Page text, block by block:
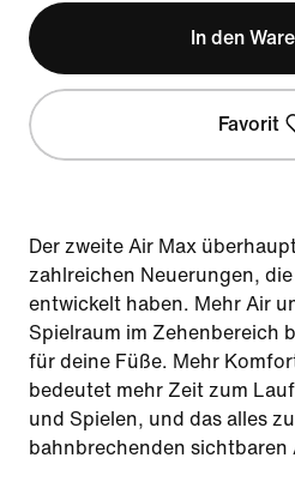
In den
Favorit
Der zweite Air Max
zahlreichen Neuerungen,
entwickelt haben. Mehr Air
Spielraum im Zehenbereich
für deine Füße. Mehr
bedeutet mehr Zeit zum
und Spielen, und das alles
bahnbrechenden sichtbaren